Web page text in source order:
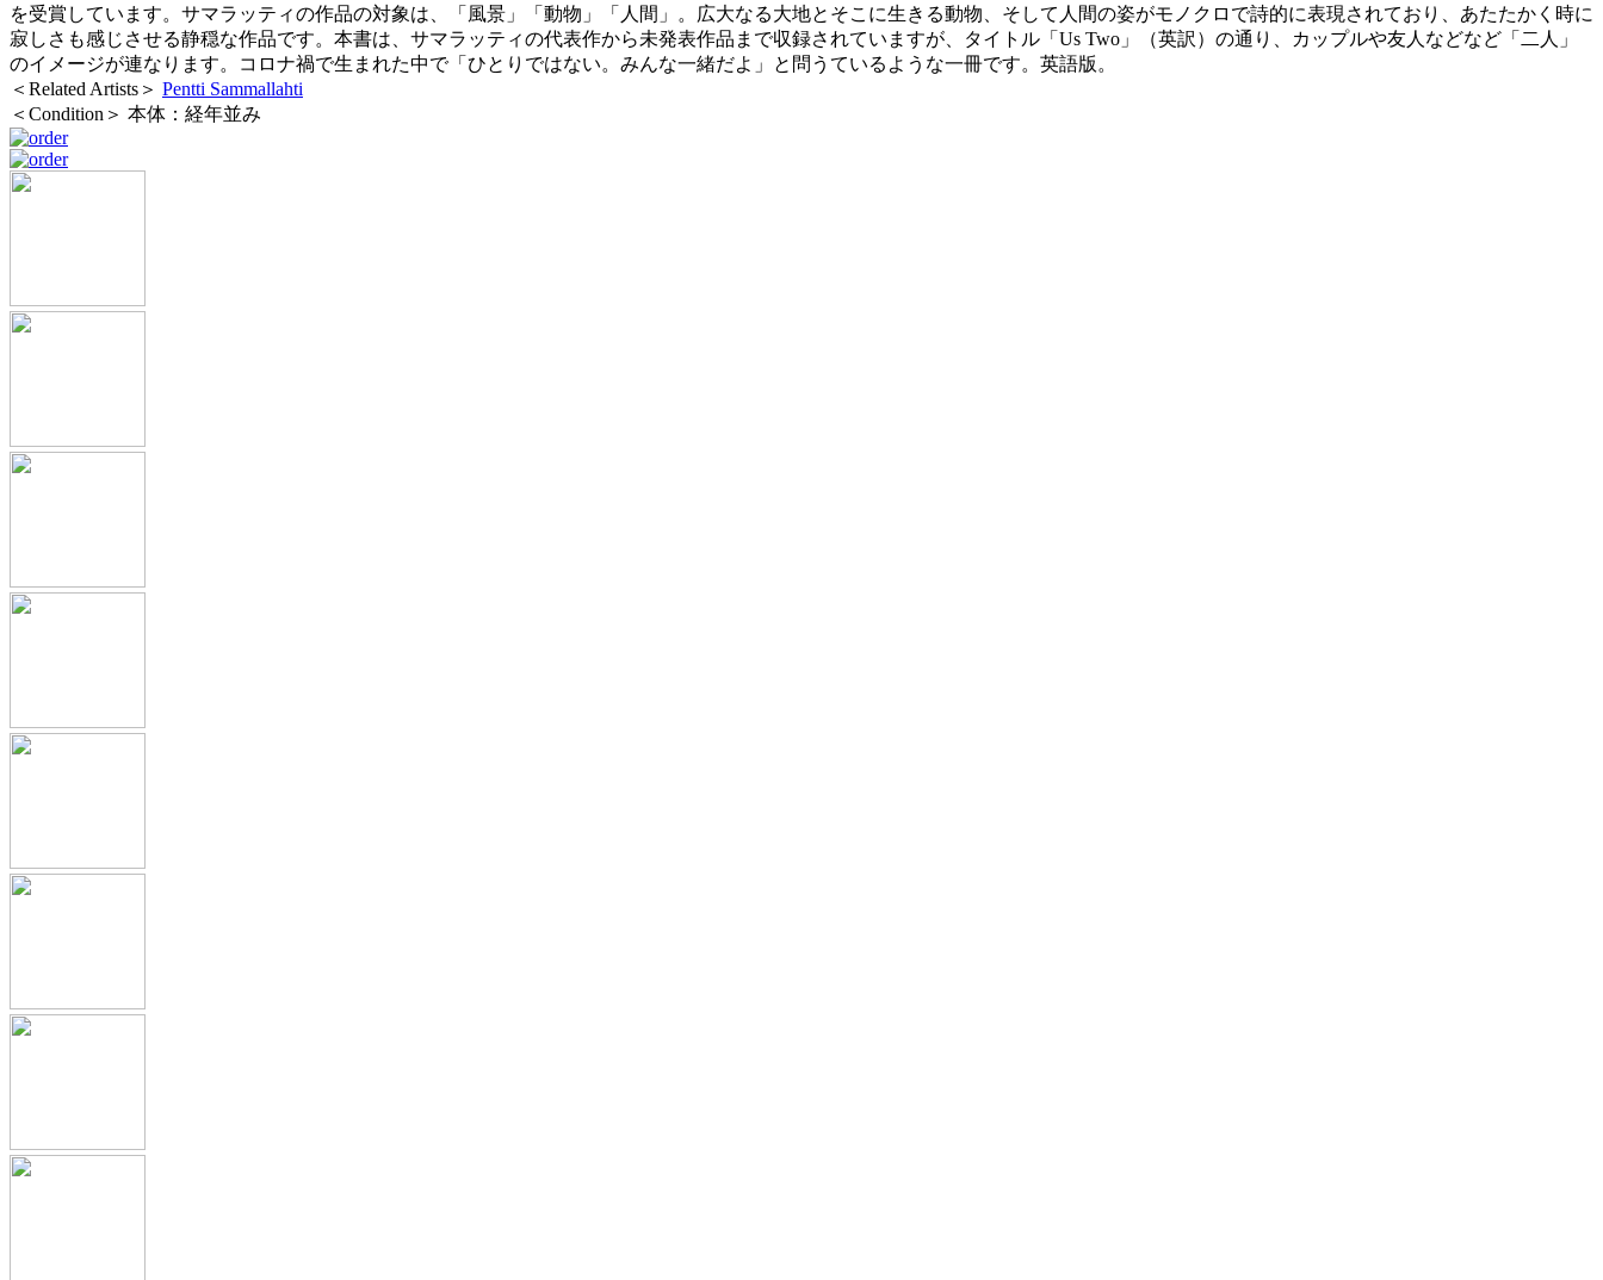
を受賞しています。サマラッティの作品の対象は、「風景」「動物」「人間」。広大なる大地とそこに生きる動物、そして人間の姿がモノクロで詩的に表現されており、あたたかく時に
寂しさも感じさせる静穏な作品です。本書は、サマラッティの代表作から未発表作品まで収録されていますが、タイトル「Us Two」（英訳）の通り、カップルや友人などなど「二人」
のイメージが連なります。コロナ禍で生まれた中で「ひとりではない。みんな一緒だよ」と問うているような一冊です。英語版。
＜Related Artists＞ Pentti Sammallahti
＜Condition＞ 本体：経年並み